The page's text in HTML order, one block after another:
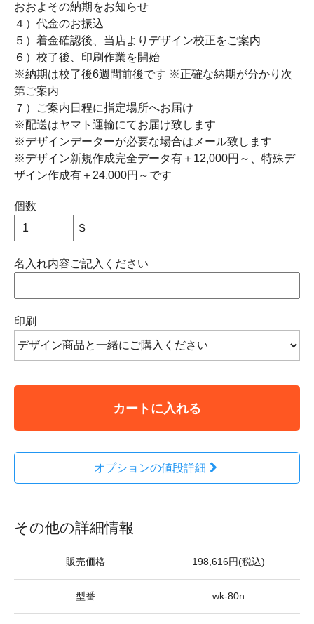
おおよその納期をお知らせ
４）代金のお振込
５）着金確認後、当店よりデザイン校正をご案内
６）校了後、印刷作業を開始
※納期は校了後6週間前後です ※正確な納期が分かり次
第ご案内
７）ご案内日程に指定場所へお届け
※配送はヤマト運輸にてお届け致します
※デザインデーターが必要な場合はメール致します
※デザイン新規作成完全データ有＋12,000円～、特殊デ
ザイン作成有＋24,000円～です
個数
Ｓ
名入れ内容ご記入ください
印刷
カートに入れる
オプションの値段詳細
その他の詳細情報
販売価格 198,616円(税込)
型番 wk-80n